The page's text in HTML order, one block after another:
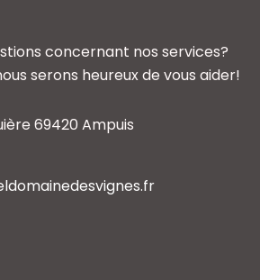
concernant nos services?
serons heureux de vous aider!
69420 Ampuis